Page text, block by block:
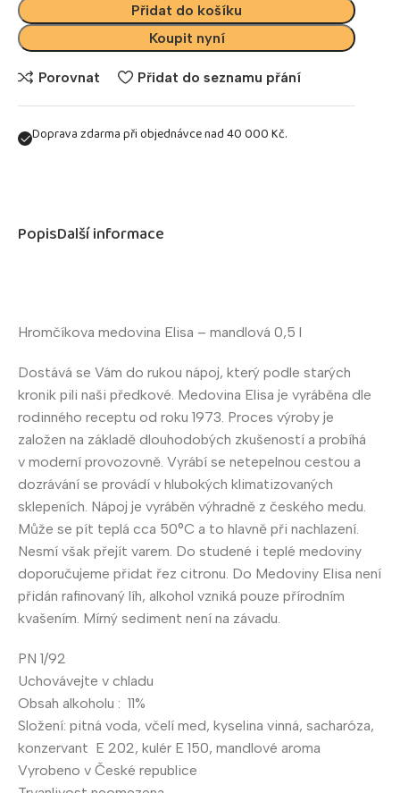
Přidat do košíku
Koupit nyní
Porovnat Přidat do seznamu přání
Doprava zdarma při objednávce nad 40 000 Kč.
PopisDalší informace
Hromčíkova medovina Elisa – mandlová 0,5 l
Dostává se Vám do rukou nápoj, který podle starých
kronik pili naši předkové. Medovina Elisa je vyráběna dle
rodinného receptu od roku 1973. Proces výroby je
založen na základě dlouhodobých zkušeností a probíhá
v moderní provozovně. Vyrábí se netepelnou cestou a
dozrávání se provádí v hlubokých klimatizovaných
sklepeních. Nápoj je vyráběn výhradně z českého medu.
Může se pít teplá cca 50°C a to hlavně při nachlazení.
Nesmí však přejít varem. Do studené i teplé medoviny
doporučujeme přidat řez citronu. Do Medoviny Elisa není
přidán rafinovaný líh, alkohol vzniká pouze přírodním
kvašením. Mírný sediment není na závadu.
PN 1/92
Uchovávejte v chladu
Obsah alkoholu : 11%
Složení: pitná voda, včelí med, kyselina vinná, sacharóza,
konzervant E 202, kulér E 150, mandlové aroma
Vyrobeno v České republice